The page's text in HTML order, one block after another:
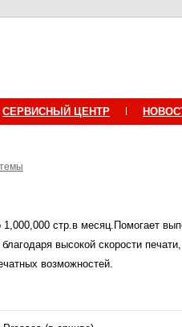
СЕРВИСНЫЙ ЦЕНТР
стр.в месяц.Помогает
высокой скорости
возможностей.